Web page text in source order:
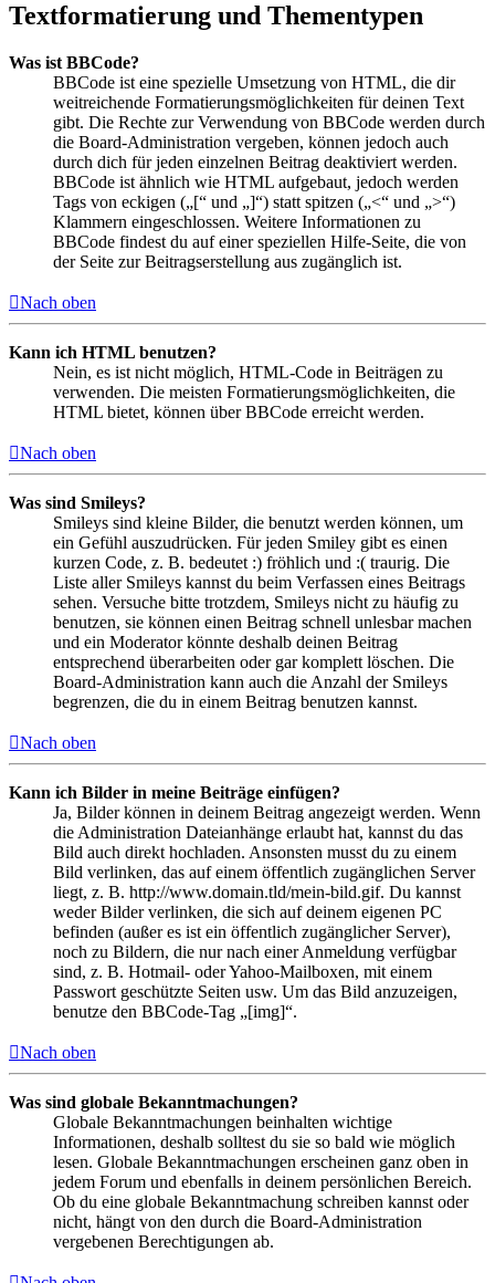
Textformatierung und Thementypen
Was ist BBCode?
BBCode ist eine spezielle Umsetzung von HTML, die dir
weitreichende Formatierungsmöglichkeiten für deinen Text
gibt. Die Rechte zur Verwendung von BBCode werden durch
die Board-Administration vergeben, können jedoch auch
durch dich für jeden einzelnen Beitrag deaktiviert werden.
BBCode ist ähnlich wie HTML aufgebaut, jedoch werden
Tags von eckigen („[“ und „]“) statt spitzen („<“ und „>“)
Klammern eingeschlossen. Weitere Informationen zu
BBCode findest du auf einer speziellen Hilfe-Seite, die von
der Seite zur Beitragserstellung aus zugänglich ist.
Nach oben
Kann ich HTML benutzen?
Nein, es ist nicht möglich, HTML-Code in Beiträgen zu
verwenden. Die meisten Formatierungsmöglichkeiten, die
HTML bietet, können über BBCode erreicht werden.
Nach oben
Was sind Smileys?
Smileys sind kleine Bilder, die benutzt werden können, um
ein Gefühl auszudrücken. Für jeden Smiley gibt es einen
kurzen Code, z. B. bedeutet :) fröhlich und :( traurig. Die
Liste aller Smileys kannst du beim Verfassen eines Beitrags
sehen. Versuche bitte trotzdem, Smileys nicht zu häufig zu
benutzen, sie können einen Beitrag schnell unlesbar machen
und ein Moderator könnte deshalb deinen Beitrag
entsprechend überarbeiten oder gar komplett löschen. Die
Board-Administration kann auch die Anzahl der Smileys
begrenzen, die du in einem Beitrag benutzen kannst.
Nach oben
Kann ich Bilder in meine Beiträge einfügen?
Ja, Bilder können in deinem Beitrag angezeigt werden. Wenn
die Administration Dateianhänge erlaubt hat, kannst du das
Bild auch direkt hochladen. Ansonsten musst du zu einem
Bild verlinken, das auf einem öffentlich zugänglichen Server
liegt, z. B. http://www.domain.tld/mein-bild.gif. Du kannst
weder Bilder verlinken, die sich auf deinem eigenen PC
befinden (außer es ist ein öffentlich zugänglicher Server),
noch zu Bildern, die nur nach einer Anmeldung verfügbar
sind, z. B. Hotmail- oder Yahoo-Mailboxen, mit einem
Passwort geschützte Seiten usw. Um das Bild anzuzeigen,
benutze den BBCode-Tag „[img]“.
Nach oben
Was sind globale Bekanntmachungen?
Globale Bekanntmachungen beinhalten wichtige
Informationen, deshalb solltest du sie so bald wie möglich
lesen. Globale Bekanntmachungen erscheinen ganz oben in
jedem Forum und ebenfalls in deinem persönlichen Bereich.
Ob du eine globale Bekanntmachung schreiben kannst oder
nicht, hängt von den durch die Board-Administration
vergebenen Berechtigungen ab.